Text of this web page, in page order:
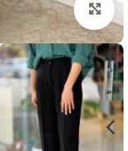
بزرگنمایی تصویر